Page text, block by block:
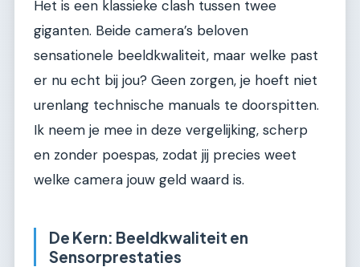
Het is een klassieke clash tussen twee
giganten. Beide camera’s beloven
sensationele beeldkwaliteit, maar welke past
er nu echt bij jou? Geen zorgen, je hoeft niet
urenlang technische manuals te doorspitten.
Ik neem je mee in deze vergelijking, scherp
en zonder poespas, zodat jij precies weet
welke camera jouw geld waard is.
De Kern: Beeldkwaliteit en
Sensorprestaties